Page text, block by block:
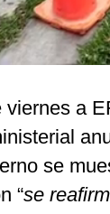
a
se
“se